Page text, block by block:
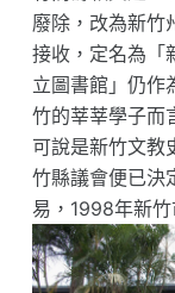
廢除，改為新竹
接收，定名為「
立圖書館」仍作
竹的莘莘學子而
可說是新竹文教
竹縣議會便已決
易，1998年新